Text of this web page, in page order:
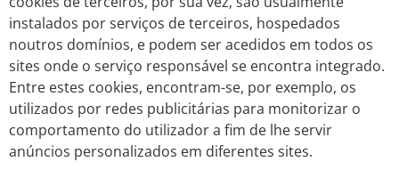
instalados por serviços de terceiros, hospedados
noutros domínios, e podem ser acedidos em todos os
sites onde o serviço responsável se encontra integrado.
Entre estes cookies, encontram-se, por exemplo, os
utilizados por redes publicitárias para monitorizar o
comportamento do utilizador a fim de lhe servir
anúncios personalizados em diferentes sites.